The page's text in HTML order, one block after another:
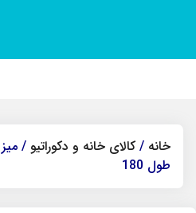
خانه / کالای خانه و دکوراتیو
طول 180